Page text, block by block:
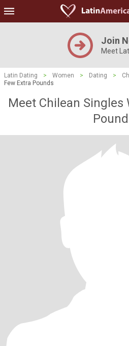
Join
Meet
Latin Dating > Women > Dating >
Few Extra Pounds
Meet Chilean Singles